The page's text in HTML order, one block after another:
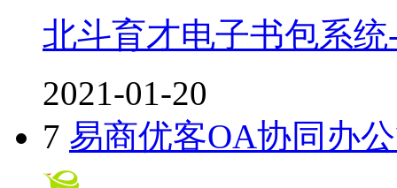
北斗育才电子书包系
2021-01-20
7 易商优客OA协同办